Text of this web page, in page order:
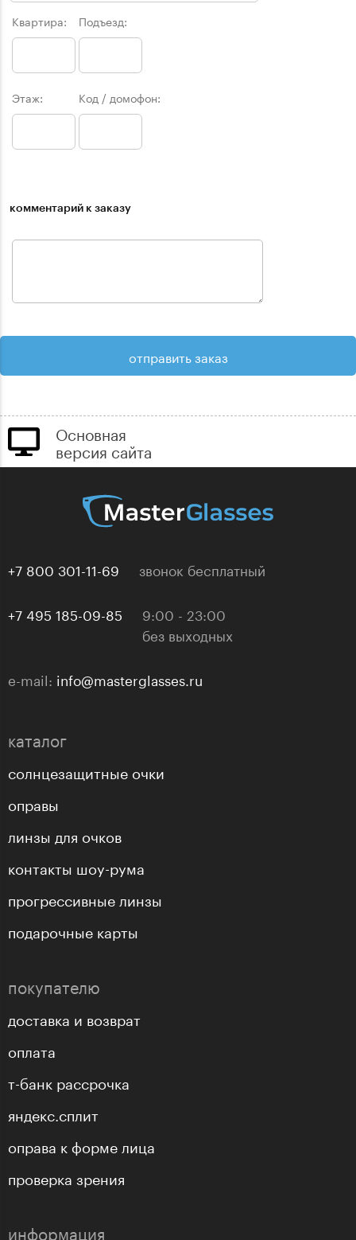
Квартира: Подъезд:
Этаж: Код / домофон:
комментарий к заказу
Основная
версия сайта
+7 800 301-11-69 звонок бесплатный
+7 495 185-09-85
9:00 - 23:00
без выходных
e-mail: info@masterglasses.ru
каталог
солнцезащитные очки
оправы
линзы для очков
контакты шоу-рума
прогрессивные линзы
подарочные карты
покупателю
доставка и возврат
оплата
т-банк рассрочка
яндекс.сплит
оправа к форме лица
проверка зрения
информация